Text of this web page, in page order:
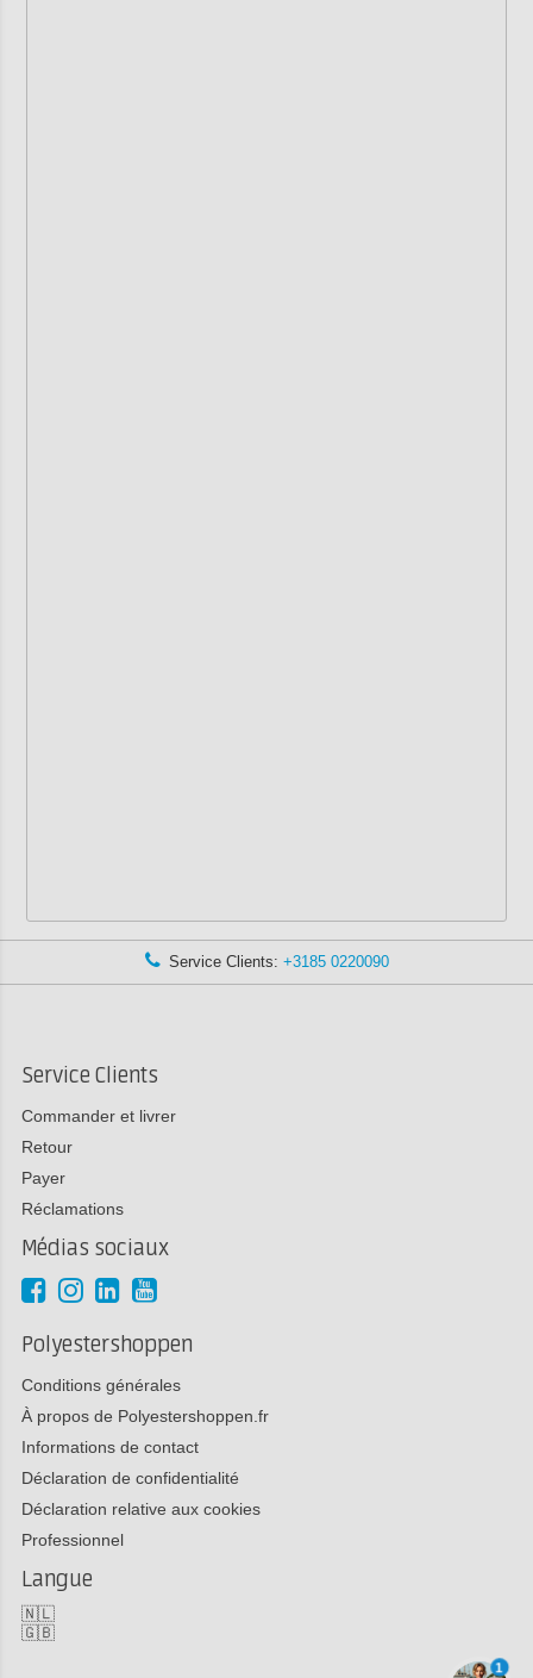
Service Clients: +3185 0220090
Service Clients
Commander et livrer
Retour
Payer
Réclamations
Médias sociaux
Polyestershoppen
Conditions générales
À propos de Polyestershoppen.fr
Informations de contact
Déclaration de confidentialité
Déclaration relative aux cookies
Professionnel
Langue
🇳🇱
🇬🇧
1